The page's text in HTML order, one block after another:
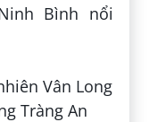
Bình nổi
Vân Long
Tràng An